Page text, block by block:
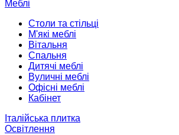
Меблі
Столи та стільці
М'які меблі
Вітальня
Спальня
Дитячі меблі
Вуличні меблі
Офісні меблі
Кабінет
Італійська плитка
Освітлення